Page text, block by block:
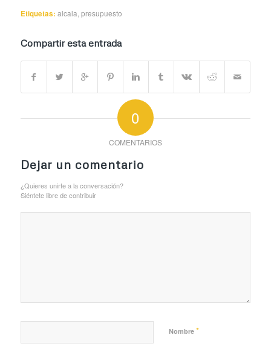
Etiquetas: alcala presupuesto
Compartir esta entrada
0
COMENTARIOS
Dejar un comentario
¿Quieres unirte a la conversación?
Siéntete libre de contribuir
Nombre *